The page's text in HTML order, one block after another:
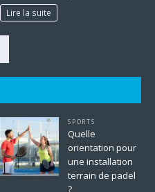
Lire la suite
SPORTS
Quelle
orientation pour
une installation
terrain de padel
?